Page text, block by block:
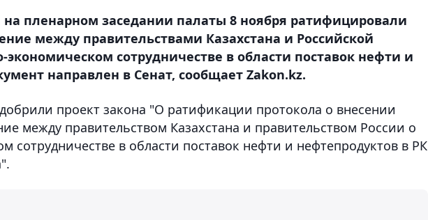
пленарном заседании палаты 8 ноября ратифицировали
между правительствами Казахстана и Российской
экономическом сотрудничестве в области поставок нефти и
направлен в Сенат, сообщает Zakon.kz.
проект закона "О ратификации протокола о внесении
между правительством Казахстана и правительством России о
сотрудничестве в области поставок нефти и нефтепродуктов в РК